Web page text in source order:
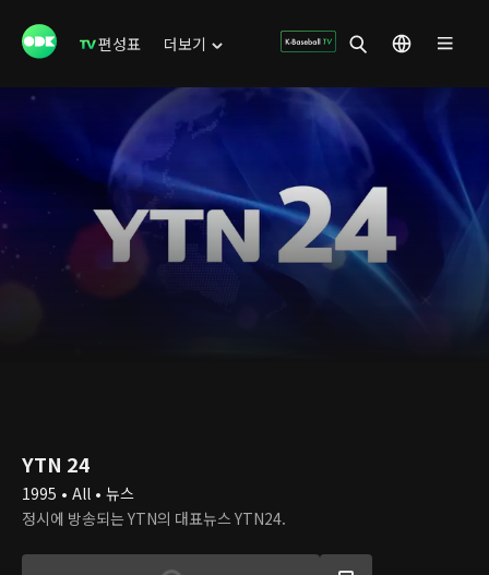
편성표 더보기
YTN 24
1995 • All • 뉴스
정시에 방송되는 YTN의 대표뉴스 YTN24.